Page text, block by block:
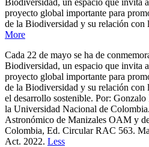
Biodiversidad, un espacio que invita
proyecto global importante para
de la Biodiversidad y su relación con
More
Cada 22 de mayo se ha de
Biodiversidad, un espacio que invita
proyecto global importante para
de la Biodiversidad y su relación con
el desarrollo sostenible. Por:
la Universidad Nacional de
Astronómico de Manizales OAM y
Colombia, Ed. Circular RAC 563.
Act. 2022. Less